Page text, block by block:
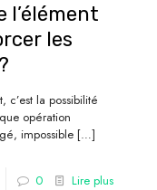
l’élément
les
c’est la possibilité
opération
impossible […]
0 Lire plus